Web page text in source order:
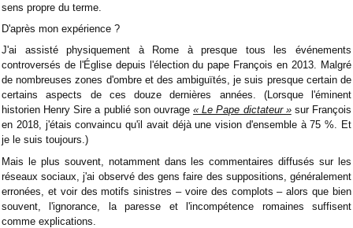
sens propre du terme.
D'après mon expérience ?
J'ai assisté physiquement à Rome à presque tous les événements
controversés de l'Église depuis l'élection du pape François en 2013. Malgré
de nombreuses zones d'ombre et des ambiguïtés, je suis presque certain de
certains aspects de ces douze dernières années. (Lorsque l'éminent
historien Henry Sire a publié son ouvrage« Le Pape dictateur »sur François
en 2018, j'étais convaincu qu'il avait déjà une vision d'ensemble à 75 %. Et
je le suis toujours.)
Mais le plus souvent, notamment dans les commentaires diffusés sur les
réseaux sociaux, j'ai observé des gens faire des suppositions, généralement
erronées, et voir des motifs sinistres – voire des complots – alors que bien
souvent, l'ignorance, la paresse et l'incompétence romaines suffisent
comme explications.